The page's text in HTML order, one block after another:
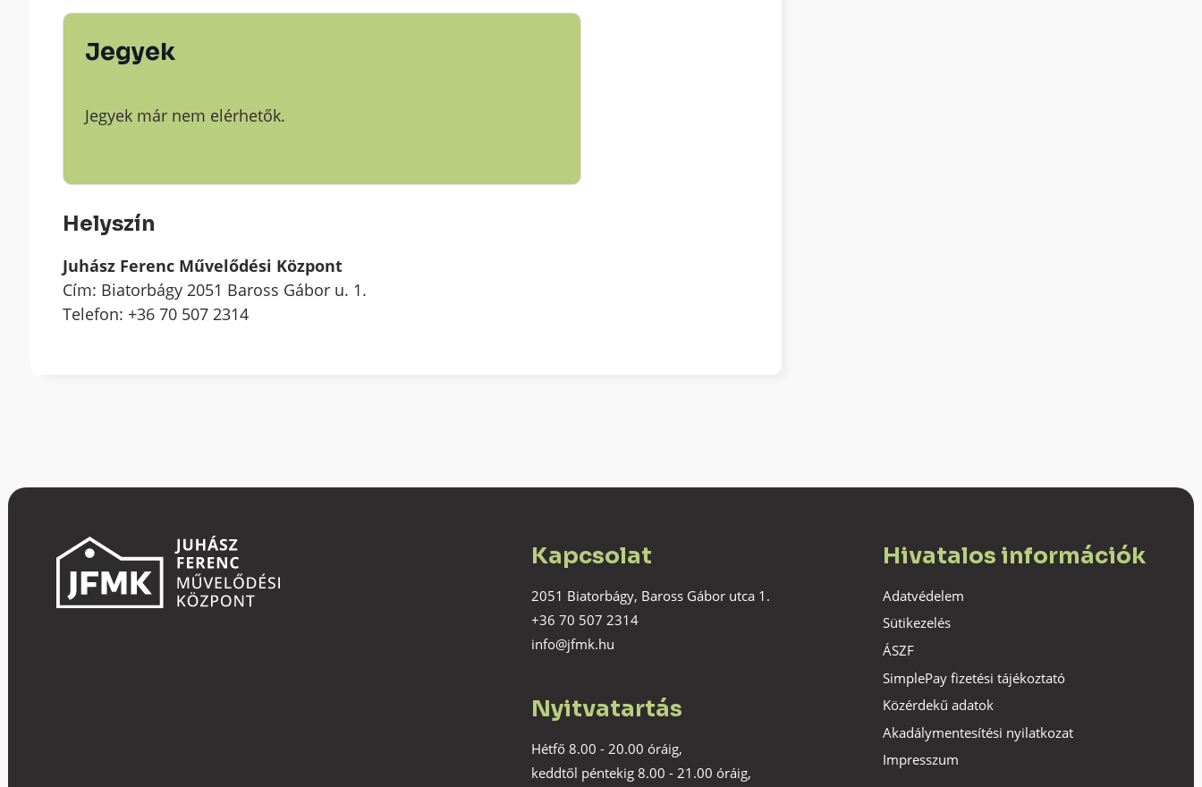
Jegyek
Jegyek már nem elérhetők.
Helyszín
Juhász Ferenc Művelődési Központ
Cím: Biatorbágy 2051 Baross Gábor u. 1.
Telefon: +36 70 507 2314
Kapcsolat
2051 Biatorbágy, Baross Gábor utca 1.
+36 70 507 2314
info@jfmk.hu
Nyitvatartás
Hétfő 8.00 - 20.00 óráig,
keddtől péntekig 8.00 - 21.00 óráig,
Hivatalos információk
Adatvédelem
Sütikezelés
ÁSZF
SimplePay fizetési tájékoztató
Közérdekű adatok
Akadálymentesítési nyilatkozat
Impresszum